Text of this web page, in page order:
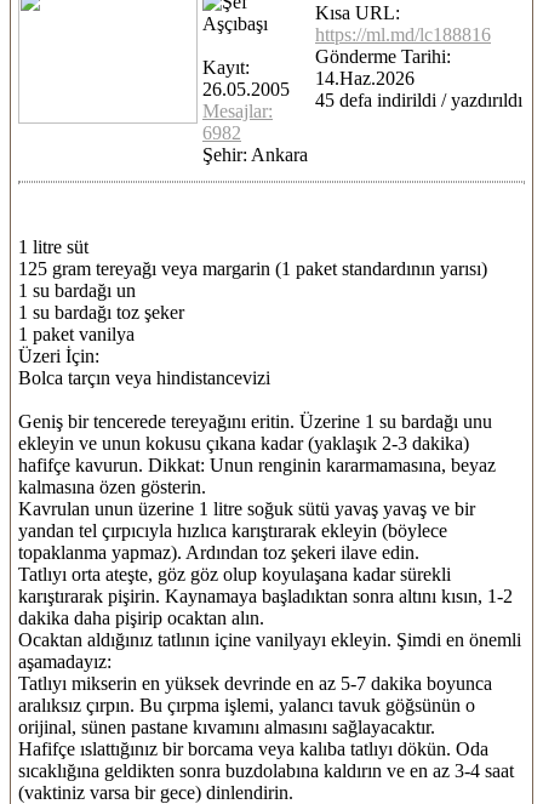
Kayıt:
26.05.2005
Mesajlar:
6982
Şehir: Ankara
Kısa URL:
https://ml.md/lc188816
Gönderme Tarihi:
14.Haz.2026
45 defa indirildi / yazdırıldı
1 litre süt
125 gram tereyağı veya margarin (1 paket standardının yarısı)
1 su bardağı un
1 su bardağı toz şeker
1 paket vanilya
Üzeri İçin:
Bolca tarçın veya hindistancevizi
Geniş bir tencerede tereyağını eritin. Üzerine 1 su bardağı unu
ekleyin ve unun kokusu çıkana kadar (yaklaşık 2-3 dakika)
hafifçe kavurun. Dikkat: Unun renginin kararmamasına, beyaz
kalmasına özen gösterin.
Kavrulan unun üzerine 1 litre soğuk sütü yavaş yavaş ve bir
yandan tel çırpıcıyla hızlıca karıştırarak ekleyin (böylece
topaklanma yapmaz). Ardından toz şekeri ilave edin.
Tatlıyı orta ateşte, göz göz olup koyulaşana kadar sürekli
karıştırarak pişirin. Kaynamaya başladıktan sonra altını kısın, 1-2
dakika daha pişirip ocaktan alın.
Ocaktan aldığınız tatlının içine vanilyayı ekleyin. Şimdi en önemli
aşamadayız:
Tatlıyı mikserin en yüksek devrinde en az 5-7 dakika boyunca
aralıksız çırpın. Bu çırpma işlemi, yalancı tavuk göğsünün o
orijinal, sünen pastane kıvamını almasını sağlayacaktır.
Hafifçe ıslattığınız bir borcama veya kalıba tatlıyı dökün. Oda
sıcaklığına geldikten sonra buzdolabına kaldırın ve en az 3-4 saat
(vaktiniz varsa bir gece) dinlendirin.